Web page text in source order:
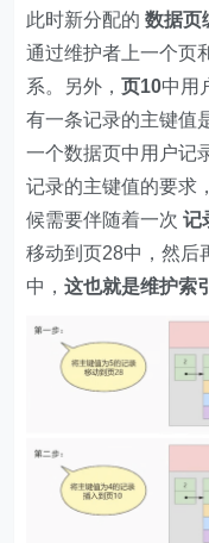
此时新分配的数据页
通过维护者上一个页
系。另外，页10中用
有一条记录的主键值
一个数据页中用户记
记录的主键值的要求
候需要伴随着一次记
移动到页28中，然后
中，这也就是维护索